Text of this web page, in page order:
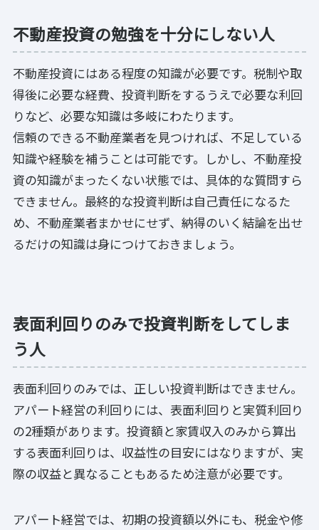
不動産投資の勉強を十分にしない人
不動産投資にはある程度の知識が必要です。税制や取
得後に必要な経費、投資判断をするうえで必要な利回
りなど、必要な知識は多岐にわたります。
信頼のできる不動産業者を見つければ、不足している
知識や経験を補うことは可能です。しかし、不動産投
資の知識がまったくない状態では、具体的な質問すら
できません。最終的な投資判断は自己責任になるた
め、不動産業者まかせにせず、納得のいく結論を出せ
るだけの知識は身につけておきましょう。
表面利回りのみで投資判断をしてしま
う人
表面利回りのみでは、正しい投資判断はできません。
アパート経営の利回りには、表面利回りと実質利回り
の2種類があります。投資額と家賃収入のみから算出
する表面利回りは、収益性の目安にはなりますが、実
際の収益と異なることもあるため注意が必要です。
アパート経営では、初期の投資額以外にも、税金や修